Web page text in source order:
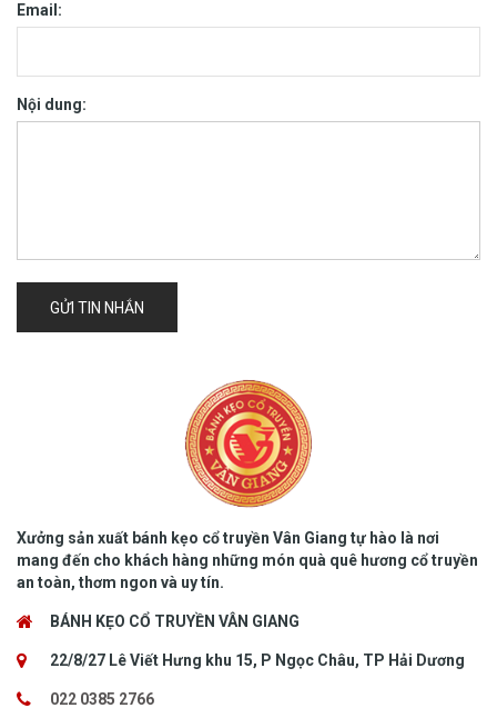
Email:
Nội dung:
GỬI TIN NHẮN
Xưởng sản xuất bánh kẹo cổ truyền Vân Giang tự hào là nơi
mang đến cho khách hàng những món quà quê hương cổ truyền
an toàn, thơm ngon và uy tín.
BÁNH KẸO CỔ TRUYỀN VÂN GIANG
22/8/27 Lê Viết Hưng khu 15, P Ngọc Châu, TP Hải Dương
022 0385 2766